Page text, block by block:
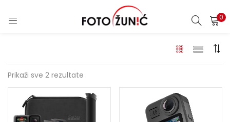
0
Prikaži sve 2 rezultate